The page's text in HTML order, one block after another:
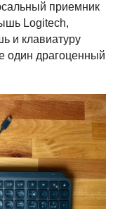
приемник
Logitech,
и клавиатуру
один драгоценный